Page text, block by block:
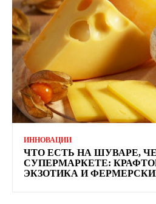
ИННОВАЦИИ
ЧТО ЕСТЬ НА ШУВАРЕ,
СУПЕРМАРКЕТЕ:
ЭКЗОТИКА И